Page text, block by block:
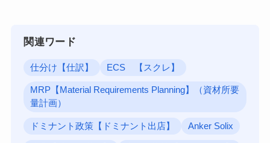
関連ワード
仕分け【仕訳】 ECS 【スクレ】
MRP【Material Requirements Planning】（資材所要
量計画）
ドミナント政策【ドミナント出店】 Anker Solix